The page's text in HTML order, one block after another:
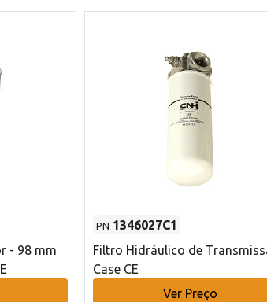
- 98 mm
PN 1346027C1
Filtro Hidráulico de
Case CE
Ver Preço